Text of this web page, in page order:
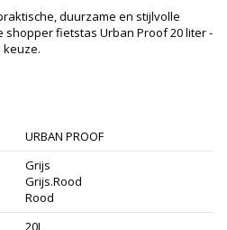
duurzame en stijlvolle
shopper fietstas Urban Proof 20 liter -
URBAN PROOF
Grijs
Grijs.Rood
Rood
20L